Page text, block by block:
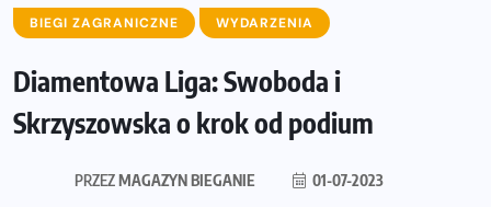
BIEGI ZAGRANICZNE WYDARZENIA
Diamentowa Liga: Swoboda i
Skrzyszowska o krok od podium
PRZEZMAGAZYN BIEGANIE 01-07-2023